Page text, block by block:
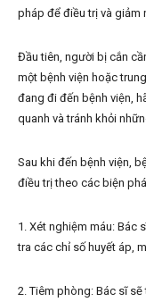
pháp để điều trị và giảm
Đầu tiên, người bị cắn
một bệnh viện hoặc
đang đi đến bệnh viện,
quanh và tránh khỏi
Sau khi đến bệnh viện,
điều trị theo các biện
1. Xét nghiệm máu: Bác
tra các chỉ số huyết áp,
2. Tiêm phòng: Bác sĩ